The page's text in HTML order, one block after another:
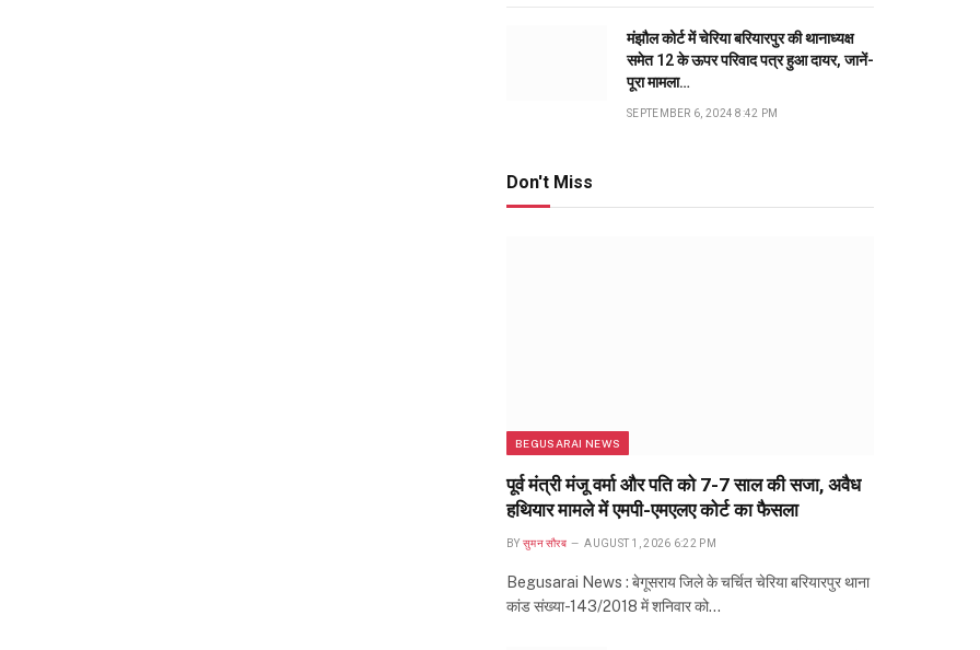
मंझौल कोर्ट में चेरिया बरियारपुर की थानाध्यक्ष
समेत 12 के ऊपर परिवाद पत्र हुआ दायर, जानें-
पूरा मामला…
SEPTEMBER 6, 2024 8:42 PM
Don't Miss
BEGUSARAI NEWS
पूर्व मंत्री मंजू वर्मा और पति को 7-7 साल की सजा, अवैध
हथियार मामले में एमपी-एमएलए कोर्ट का फैसला
BY सुमन सौरब AUGUST 1, 2026 6:22 PM
Begusarai News : बेगूसराय जिले के चर्चित चेरिया बरियारपुर थाना
कांड संख्या-143/2018 में शनिवार को…